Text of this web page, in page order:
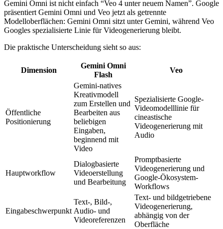
Gemini Omni ist nicht einfach “Veo 4 unter neuem Namen”. Google
präsentiert Gemini Omni und Veo jetzt als getrennte
Modelloberflächen: Gemini Omni sitzt unter Gemini, während Veo
Googles spezialisierte Linie für Videogenerierung bleibt.
Die praktische Unterscheidung sieht so aus:
Dimension
Gemini Omni
Flash
Veo
Öffentliche
Positionierung
Gemini-natives
Kreativmodell
zum Erstellen und
Bearbeiten aus
beliebigen
Eingaben,
beginnend mit
Video
Spezialisierte Google-
Videomodelllinie für
cineastische
Videogenerierung mit
Audio
Hauptworkflow
Dialogbasierte
Videoerstellung
und Bearbeitung
Promptbasierte
Videogenerierung und
Google-Ökosystem-
Workflows
Eingabeschwerpunkt
Text-, Bild-,
Audio- und
Videoreferenzen
Text- und bildgetriebene
Videogenerierung,
abhängig von der
Oberfläche